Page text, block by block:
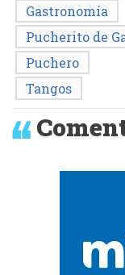
Gastronomía
Pucherito de
Puchero
Tangos